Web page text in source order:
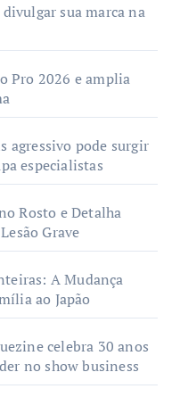
sua marca na
Pro 2026 e amplia
agressivo pode surgir
especialistas
Rosto e Detalha
Grave
A Mudança
ao Japão
celebra 30 anos
no show business